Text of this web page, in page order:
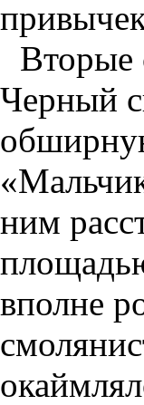
Вторые
Черный
ним
вполне